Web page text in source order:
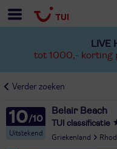
LIVE
tot 1000,- korting
Verder zoeken
10
Uitstekend
Belair Beach
TUI classificatie
Griekenland